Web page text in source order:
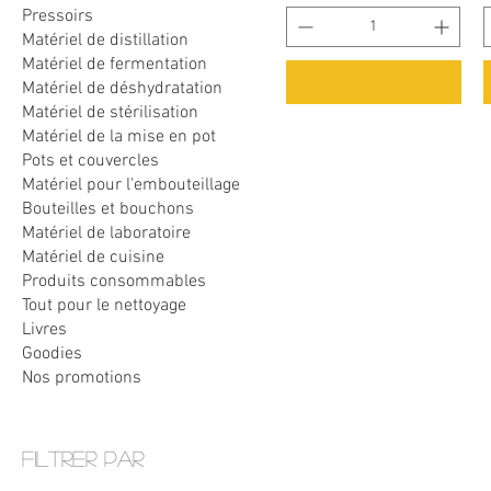
Pressoirs
Matériel de distillation
Matériel de fermentation
Matériel de déshydratation
Matériel de stérilisation
Matériel de la mise en pot
Pots et couvercles
Matériel pour l'embouteillage
Bouteilles et bouchons
Matériel de laboratoire
Matériel de cuisine
Produits consommables
Tout pour le nettoyage
Livres
Goodies
Nos promotions
Filtrer par